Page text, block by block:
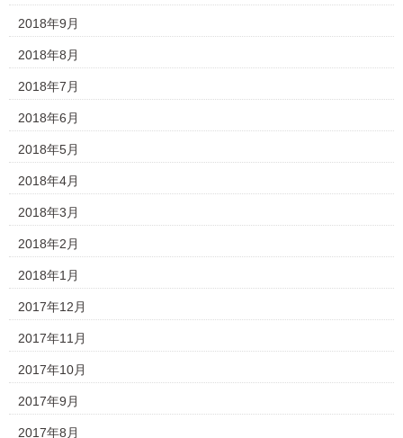
2018年9月
2018年8月
2018年7月
2018年6月
2018年5月
2018年4月
2018年3月
2018年2月
2018年1月
2017年12月
2017年11月
2017年10月
2017年9月
2017年8月